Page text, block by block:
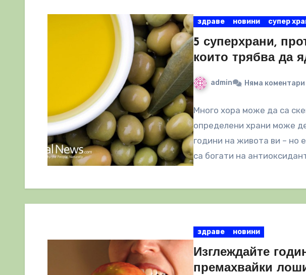
здраве новини супер
5 суперхрани,
които трябва да
admin Няма коментари
Много хора може да са
определени храни може
години на живота ви – но
са богати на
здраве новини
Изглеждайте
премахвайки